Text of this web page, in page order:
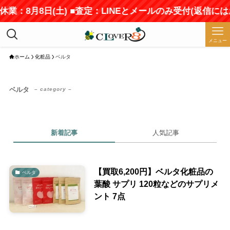
業：8月8日(土) ■査定：LINEとメールのみ受付(返信には
メニュー
ホーム 化粧品 ベルタ
ベルタ – category –
新着記事 人気記事
ベルタ
【買取6,200円】ベルタ化粧品の
葉酸 サプリ 120粒などのサプリメ
ント 7点